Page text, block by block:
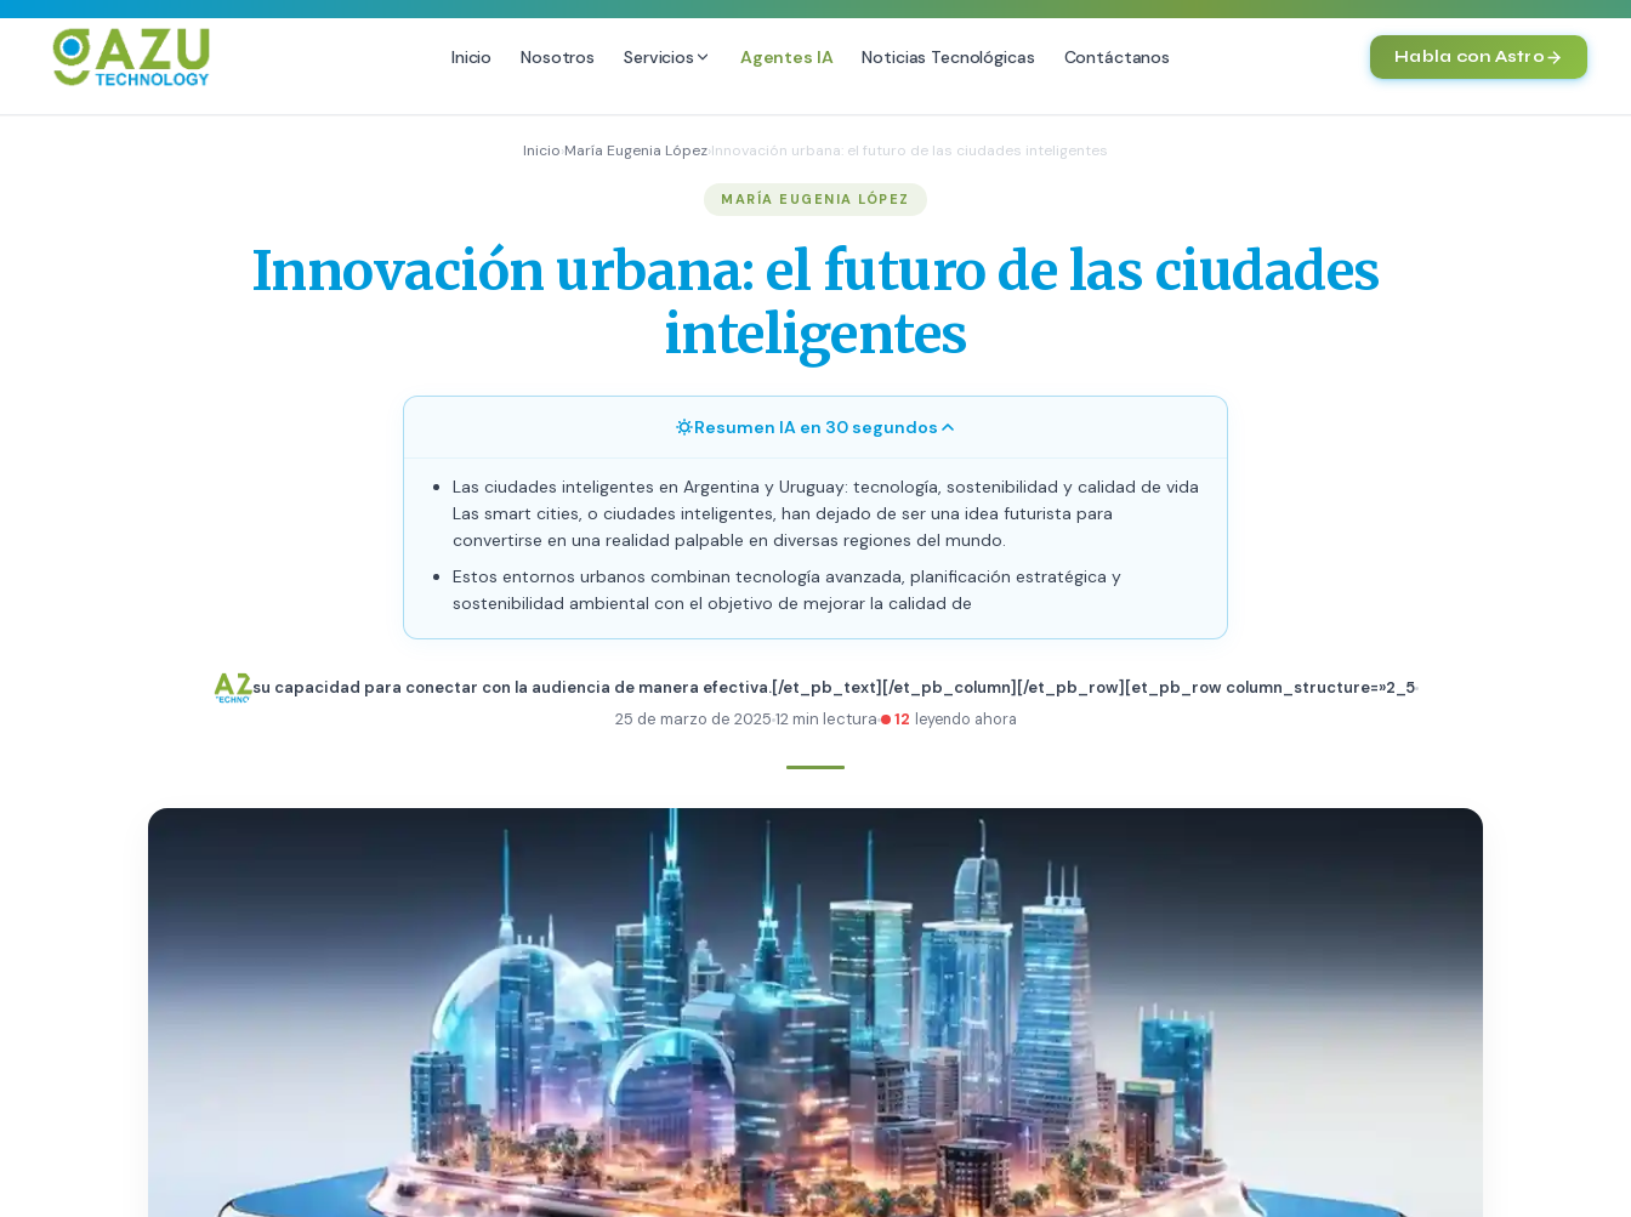
Inicio Nosotros Servicios Agentes IA Noticias Tecnológicas Contáctanos Habla con Astro
Diseño Web Premium
Consultoría SEO
SEO Local Avanzado
SEO para E-commerce
Link Building Premium
Chatbot Multicanal
Automatización Inteligente
Inicio›María Eugenia López›Innovación urbana: el futuro de las ciudades inteligentes
MARÍA EUGENIA LÓPEZ
Innovación urbana: el futuro de las ciudades
inteligentes
Resumen IA en 30 segundos
Las ciudades inteligentes en Argentina y Uruguay: tecnología, sostenibilidad y calidad de vida
Las smart cities, o ciudades inteligentes, han dejado de ser una idea futurista para
convertirse en una realidad palpable en diversas regiones del mundo.
Estos entornos urbanos combinan tecnología avanzada, planificación estratégica y
sostenibilidad ambiental con el objetivo de mejorar la calidad de
su capacidad para conectar con la audiencia de manera efectiva.[/et_pb_text][/et_pb_column][/et_pb_row][et_pb_row column_structure=»2_5
25 de marzo de 2025 12 min lectura 12 leyendo ahora